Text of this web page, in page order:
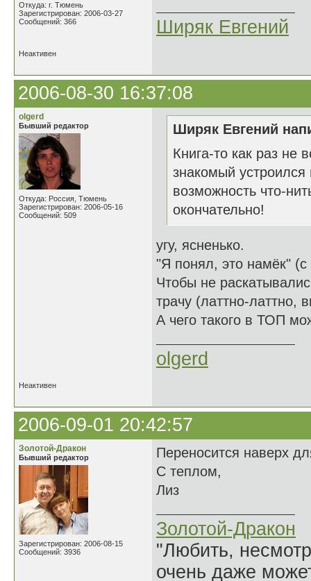
Откуда: г. Тюмень
Зарегистрирован: 2006-03-27
Сообщений: 366
Ширяк Евгений
Неактивен
2006-08-30 16:37:08
olgerd
Бывший редактор
Откуда: Россия, Тюмень
Зарегистрирован: 2006-05-16
Сообщений: 509
Ширяк Евгений
Книга-то как раз не
знакомый устроился
возможность что-
окончательно!
угу, ясненько.
"Я понял, это намёк"
Чтобы не
трачу (латтно-латтно,
А чего такого в ТОП
olgerd
Неактивен
2006-09-01 20:42:57
Золотой-Дракон
Бывший редактор
Зарегистрирован: 2006-08-15
Сообщений: 3936
Переносится наверх
С теплом,
Лиз
Золотой-Дракон
"Любить,
очень даже